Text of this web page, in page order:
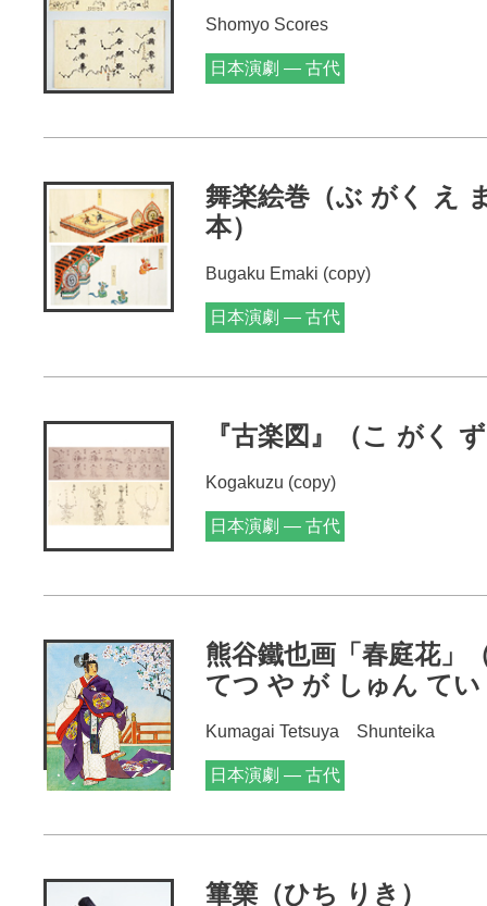
Shomyo Scores
日本演劇 — 古代
舞楽絵巻（ぶ がく え
本）
Bugaku Emaki (copy)
日本演劇 — 古代
『古楽図』（こ がく
Kogakuzu (copy)
日本演劇 — 古代
熊谷鐵也画「春庭花」
てつ や が しゅん てい
Kumagai Tetsuya Shunteika
日本演劇 — 古代
篳篥（ひち りき）